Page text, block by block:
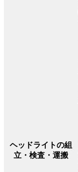
ヘッドライトの組
立・検査・運搬